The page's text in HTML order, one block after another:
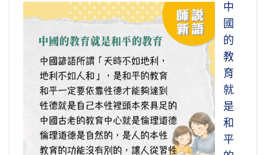
中
國
的
教
育
就
是
和
平